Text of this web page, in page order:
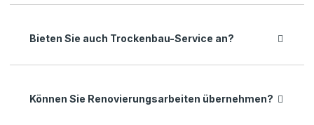
Bieten Sie auch Trockenbau-Service an?
Können Sie Renovierungsarbeiten übernehmen?